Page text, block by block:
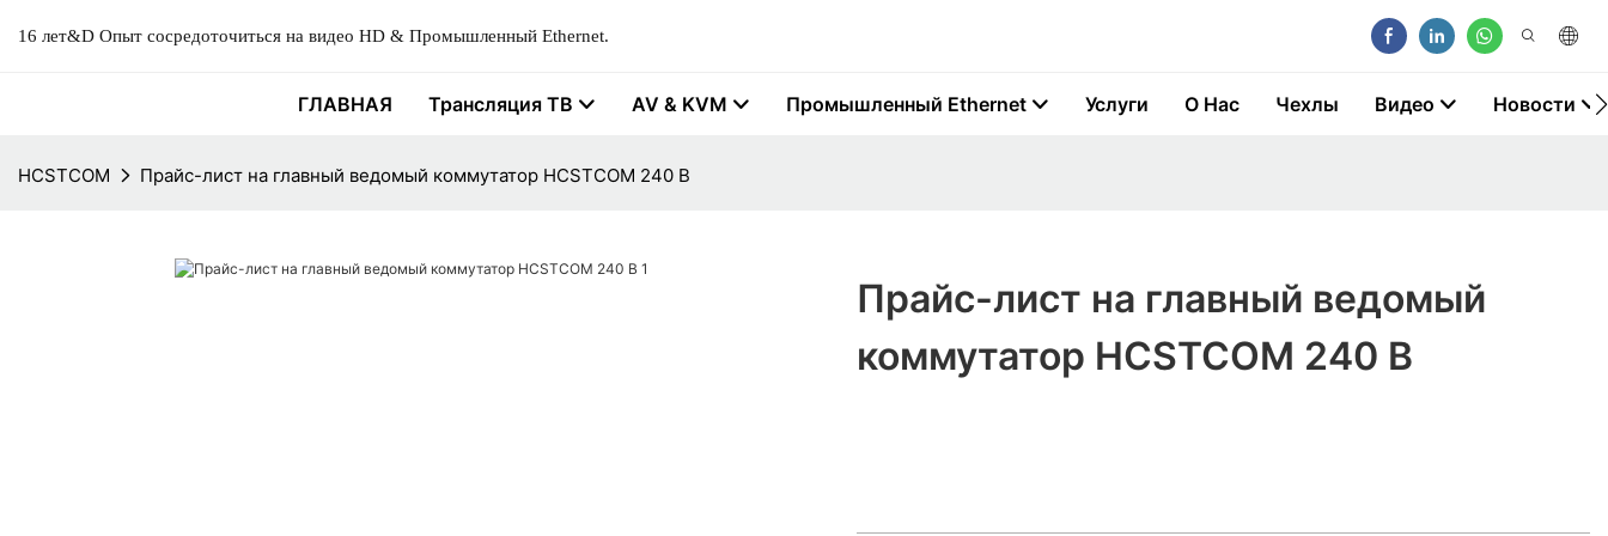
16 лет&D Опыт сосредоточиться на видео HD & Промышленный Ethernet.
ГЛАВНАЯ Трансляция ТВ AV & KVM Промышленный Ethernet Услуги О Нас Чехлы Видео Новости
HCSTCOM Прайс-лист на главный ведомый коммутатор HCSTCOM 240 В
Прайс-лист на главный ведомый
коммутатор HCSTCOM 240 В